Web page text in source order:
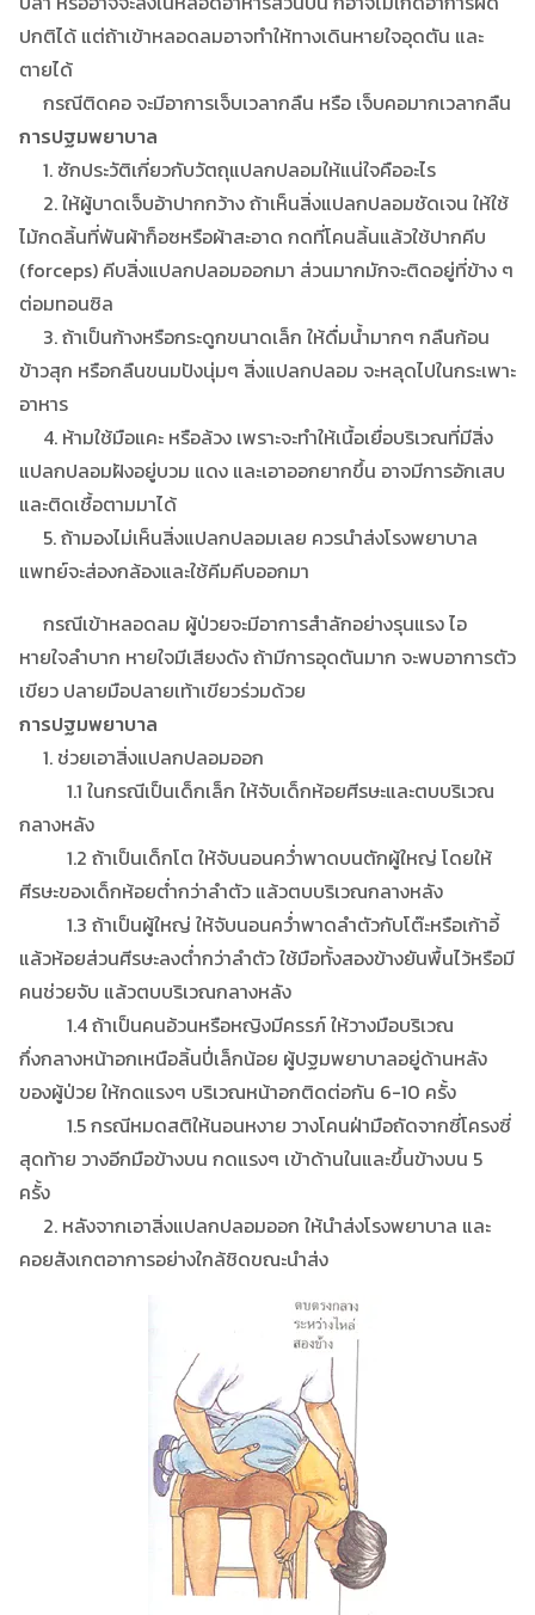
ปกติได้ แต่ถ้าเข้าหลอดลมอาจทำให้ทางเดินหายใจอุดตัน และ
ตายได้
กรณีติดคอ จะมีอาการเจ็บเวลากลืน หรือ เจ็บคอมากเวลากลืน
การปฐมพยาบาล
1. ซักประวัติเกี่ยวกับวัตถุแปลกปลอมให้แน่ใจคืออะไร
2. ให้ผู้บาดเจ็บอ้าปากกว้าง ถ้าเห็นสิ่งแปลกปลอมชัดเจน ให้ใช้
ไม้กดลิ้นที่พันผ้าก็อซหรือผ้าสะอาด กดที่โคนลิ้นแล้วใช้ปากคีบ
(forceps) คีบสิ่งแปลกปลอมออกมา ส่วนมากมักจะติดอยู่ที่ข้าง ๆ
ต่อมทอนซิล
3. ถ้าเป็นก้างหรือกระดูกขนาดเล็ก ให้ดื่มน้ำมากๆ กลืนก้อน
ข้าวสุก หรือกลืนขนมปังนุ่มๆ สิ่งแปลกปลอม จะหลุดไปในกระเพาะ
อาหาร
4. ห้ามใช้มือแคะ หรือล้วง เพราะจะทำให้เนื้อเยื่อบริเวณที่มีสิ่ง
แปลกปลอมฝังอยู่บวม แดง และเอาออกยากขึ้น อาจมีการอักเสบ
และติดเชื้อตามมาได้
5. ถ้ามองไม่เห็นสิ่งแปลกปลอมเลย ควรนำส่งโรงพยาบาล
แพทย์จะส่องกล้องและใช้คีมคีบออกมา
กรณีเข้าหลอดลม ผู้ป่วยจะมีอาการสำลักอย่างรุนแรง ไอ
หายใจลำบาก หายใจมีเสียงดัง ถ้ามีการอุดตันมาก จะพบอาการตัว
เขียว ปลายมือปลายเท้าเขียวร่วมด้วย
การปฐมพยาบาล
1. ช่วยเอาสิ่งแปลกปลอมออก
1.1 ในกรณีเป็นเด็กเล็ก ให้จับเด็กห้อยศีรษะและตบบริเวณ
กลางหลัง
1.2 ถ้าเป็นเด็กโต ให้จับนอนคว่ำพาดบนตักผู้ใหญ่ โดยให้
ศีรษะของเด็กห้อยต่ำกว่าลำตัว แล้วตบบริเวณกลางหลัง
1.3 ถ้าเป็นผู้ใหญ่ ให้จับนอนคว่ำพาดลำตัวกับโต๊ะหรือเก้าอี้
แล้วห้อยส่วนศีรษะลงต่ำกว่าลำตัว ใช้มือทั้งสองข้างยันพื้นไว้หรือมี
คนช่วยจับ แล้วตบบริเวณกลางหลัง
1.4 ถ้าเป็นคนอ้วนหรือหญิงมีครรภ์ ให้วางมือบริเวณ
กึ่งกลางหน้าอกเหนือลิ้นปี่เล็กน้อย ผู้ปฐมพยาบาลอยู่ด้านหลัง
ของผู้ป่วย ให้กดแรงๆ บริเวณหน้าอกติดต่อกัน 6-10 ครั้ง
1.5 กรณีหมดสติให้นอนหงาย วางโคนฝ่ามือถัดจากซี่โครงซี่
สุดท้าย วางอีกมือข้างบน กดแรงๆ เข้าด้านในและขึ้นข้างบน 5
ครั้ง
2. หลังจากเอาสิ่งแปลกปลอมออก ให้นำส่งโรงพยาบาล และ
คอยสังเกตอาการอย่างใกล้ชิดขณะนำส่ง